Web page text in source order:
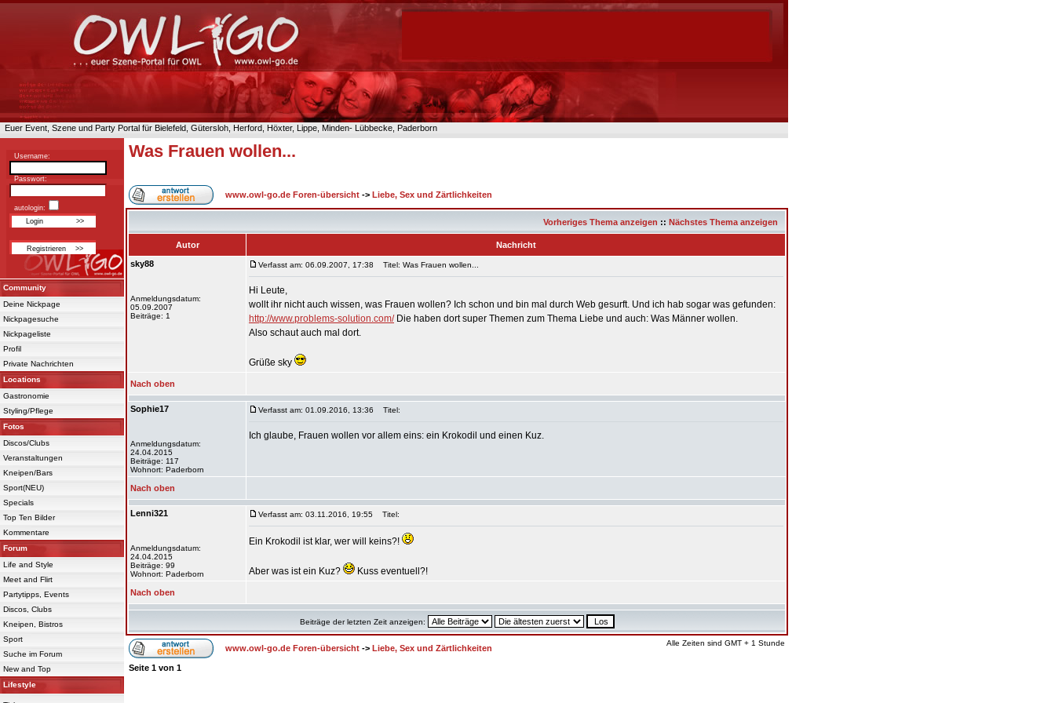
Euer Event, Szene und Party Portal für Bielefeld, Gütersloh, Herford, Höxter, Lippe, Minden- Lübbecke, Paderborn
Username:
Passwort:
autologin:
Community
Deine Nickpage
Nickpagesuche
Nickpageliste
Profil
Private Nachrichten
Locations
Gastronomie
Styling/Pflege
Fotos
Discos/Clubs
Veranstaltungen
Kneipen/Bars
Sport(NEU)
Specials
Top Ten Bilder
Kommentare
Forum
Life and Style
Meet and Flirt
Partytipps, Events
Discos, Clubs
Kneipen, Bistros
Sport
Suche im Forum
New and Top
Lifestyle
Was Frauen wollen...
www.owl-go.de Foren-übersicht -> Liebe, Sex und Zärtlichkeiten
Vorheriges Thema anzeigen :: Nächstes Thema anzeigen
Autor
Nachricht
sky88
Anmeldungsdatum:
05.09.2007
Beiträge: 1
Verfasst am: 06.09.2007, 17:38 Titel: Was Frauen wollen...
Hi Leute,
wollt ihr nicht auch wissen, was Frauen wollen? Ich schon und bin mal durch Web gesurft. Und ich hab sogar was gefunden:
http://www.problems-solution.com/Die haben dort super Themen zum Thema Liebe und auch: Was Männer wollen.
Also schaut auch mal dort.
Grüße sky
Nach oben
Sophie17
Anmeldungsdatum:
24.04.2015
Beiträge: 117
Wohnort: Paderborn
Verfasst am: 01.09.2016, 13:36 Titel:
Ich glaube, Frauen wollen vor allem eins: ein Krokodil und einen Kuz.
Nach oben
Lenni321
Anmeldungsdatum:
24.04.2015
Beiträge: 99
Wohnort: Paderborn
Verfasst am: 03.11.2016, 19:55 Titel:
Ein Krokodil ist klar, wer will keins?!
Aber was ist ein Kuz? Kuss eventuell?!
Nach oben
Beiträge der letzten Zeit anzeigen:
www.owl-go.de Foren-übersicht -> Liebe, Sex und Zärtlichkeiten
Alle Zeiten sind GMT + 1 Stunde
Seite 1 von 1